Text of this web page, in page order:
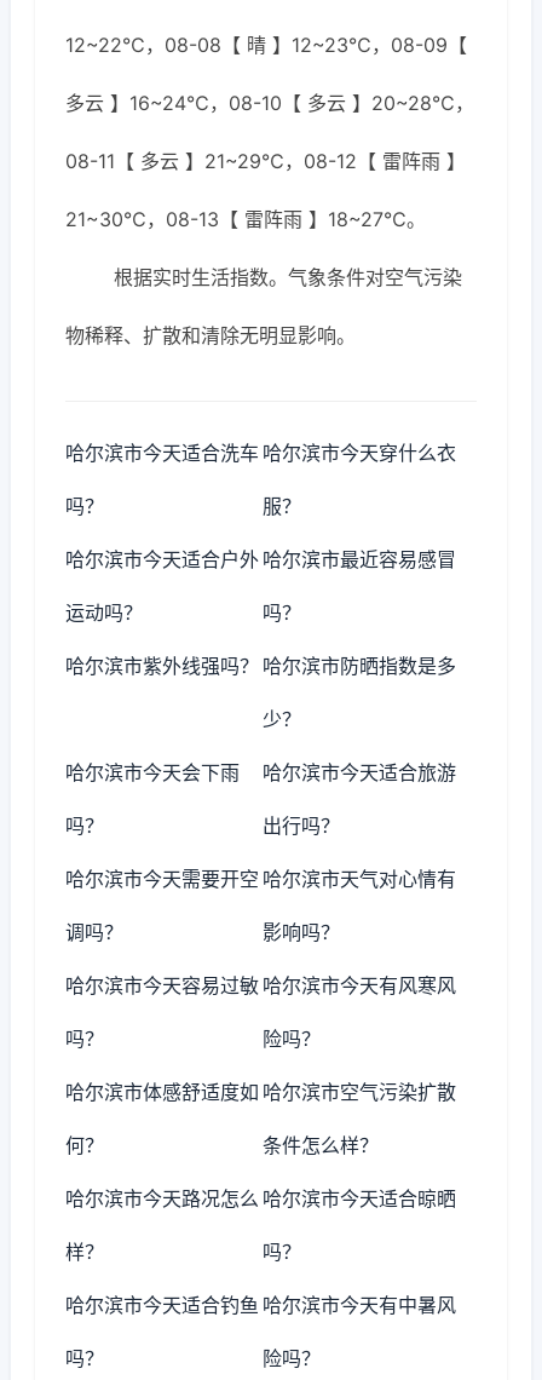
12~22℃，08-08【 晴 】12~23℃，08-09【
多云 】16~24℃，08-10【 多云 】20~28℃，
08-11【 多云 】21~29℃，08-12【 雷阵雨 】
21~30℃，08-13【 雷阵雨 】18~27℃。
根据实时生活指数。气象条件对空气污染
物稀释、扩散和清除无明显影响。
哈尔滨市今天适合洗车
吗？
哈尔滨市今天穿什么衣
服？
哈尔滨市今天适合户外
运动吗？
哈尔滨市最近容易感冒
吗？
哈尔滨市紫外线强吗？ 哈尔滨市防晒指数是多
少？
哈尔滨市今天会下雨
吗？
哈尔滨市今天适合旅游
出行吗？
哈尔滨市今天需要开空
调吗？
哈尔滨市天气对心情有
影响吗？
哈尔滨市今天容易过敏
吗？
哈尔滨市今天有风寒风
险吗？
哈尔滨市体感舒适度如
何？
哈尔滨市空气污染扩散
条件怎么样？
哈尔滨市今天路况怎么
样？
哈尔滨市今天适合晾晒
吗？
哈尔滨市今天适合钓鱼
吗？
哈尔滨市今天有中暑风
险吗？